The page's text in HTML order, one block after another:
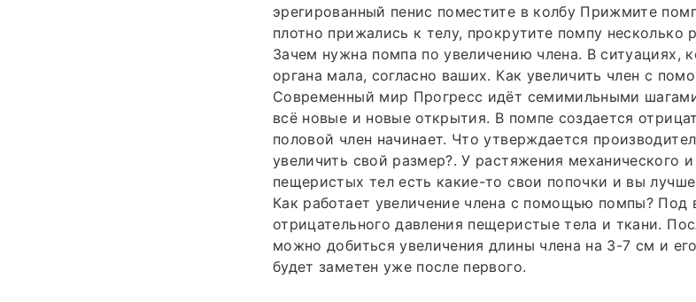
эрегированный пенис поместите в колбу Прижмите
плотно прижались к телу, прокрутите помпу несколько
Зачем нужна помпа по увеличению члена. В ситуациях,
органа мала, согласно ваших. Как увеличить член с
Современный мир Прогресс идёт семимильными
всё новые и новые открытия. В помпе создается
половой член начинает. Что утверждается
увеличить свой размер?. У растяжения механического
пещеристых тел есть какие-то свои попочки и вы
Как работает увеличение члена с помощью помпы? Под
отрицательного давления пещеристые тела и ткани.
можно добиться увеличения длины члена на 3-7 см и
будет заметен уже после первого.